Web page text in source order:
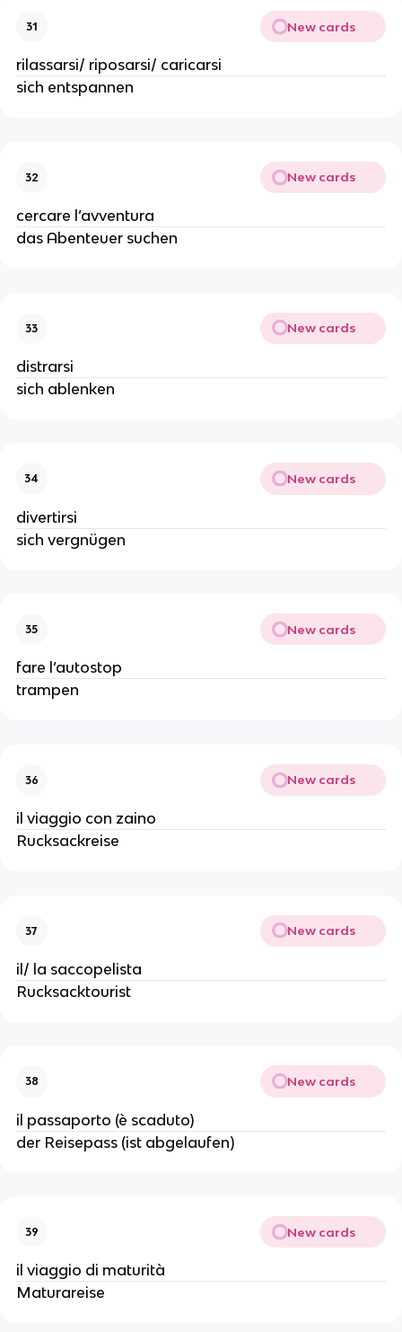
31 New cards
rilassarsi/ riposarsi/ caricarsi
sich entspannen
32 New cards
cercare l’avventura
das Abenteuer suchen
33 New cards
distrarsi
sich ablenken
34 New cards
divertirsi
sich vergnügen
35 New cards
fare l’autostop
trampen
36 New cards
il viaggio con zaino
Rucksackreise
37 New cards
il/ la saccopelista
Rucksacktourist
38 New cards
il passaporto (è scaduto)
der Reisepass (ist abgelaufen)
39 New cards
il viaggio di maturità
Maturareise